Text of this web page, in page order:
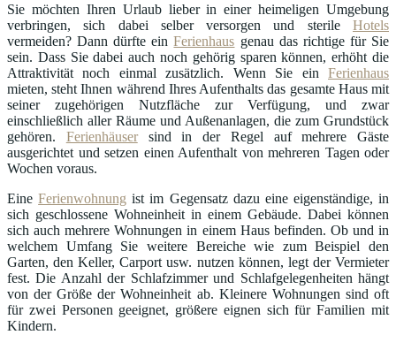
Sie möchten Ihren Urlaub lieber in einer heimeligen Umgebung
verbringen, sich dabei selber versorgen und sterile Hotels
vermeiden? Dann dürfte einFerienhaus genau das richtige für Sie
sein. Dass Sie dabei auch noch gehörig sparen können, erhöht die
Attraktivität noch einmal zusätzlich. Wenn Sie ein Ferienhaus
mieten, steht Ihnen während Ihres Aufenthalts das gesamte Haus mit
seiner zugehörigen Nutzfläche zur Verfügung, und zwar
einschließlich aller Räume und Außenanlagen, die zum Grundstück
gehören. Ferienhäusersind in der Regel auf mehrere Gäste
ausgerichtet und setzen einen Aufenthalt von mehreren Tagen oder
Wochen voraus.
EineFerienwohnung ist im Gegensatz dazu eine eigenständige, in
sich geschlossene Wohneinheit in einem Gebäude. Dabei können
sich auch mehrere Wohnungen in einem Haus befinden. Ob und in
welchem Umfang Sie weitere Bereiche wie zum Beispiel den
Garten, den Keller, Carport usw. nutzen können, legt der Vermieter
fest. Die Anzahl der Schlafzimmer und Schlafgelegenheiten hängt
von der Größe der Wohneinheit ab. Kleinere Wohnungen sind oft
für zwei Personen geeignet, größere eignen sich für Familien mit
Kindern.